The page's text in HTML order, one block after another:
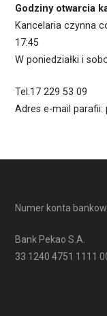
Godziny otwarcia
Kancelaria
17:45
W poniedziałki i
Tel.17 229 53 09
Adres e-mail parafii:
Numer konta
Bank Pekao S.A.
33 1240 4751 1111